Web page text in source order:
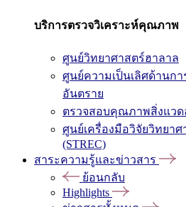
บริการตรวจวิเคราะห์คุณภาพ
ศูนย์วิทยาศาสตร์ฮาลาล
ศูนย์ความเป็นเลิศด้านก
อันตราย
ตรวจสอบคุณภาพสิ่งแวด
ศูนย์เครื่องมือวิจัยวิทยา
(STREC)
สาระความรู้และข่าวสาร
ย้อนกลับ
Highlights